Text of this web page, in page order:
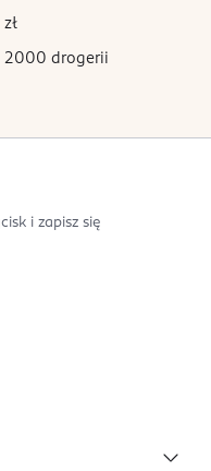
jodłowego i
drogi i lubią
Dla chcących
2000 drogerii
i zapisz się